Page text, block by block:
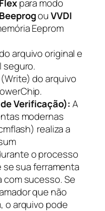
Flexpara modo
BeeprogouVVDI
Eeprom
arquivo original e
seguro.
(Write) do arquivo
Verificação):A
modernas
realiza a
o processo
sua ferramenta
sucesso. Se
que não
o arquivo pode